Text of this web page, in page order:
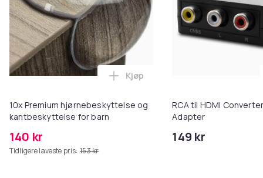
10x Premium hjørnebeskyttelse og
kantbeskyttelse for barn
140 kr
Tidligere laveste pris: 153 kr
Legg 10x Premium
Kjøp
RCA til HDMI
Adapter
149 kr